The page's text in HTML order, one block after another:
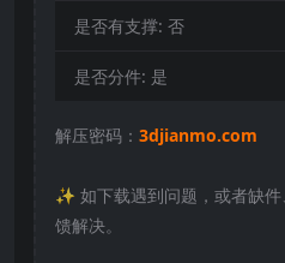
是否有支撑: 否
是否分件: 是
解压密码： 3djianmo.com
✨️ 如下载遇到问题，或者缺
馈解决。